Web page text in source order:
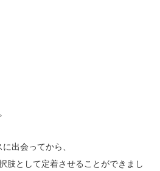
出会ってから、
肢として定着させることができまし